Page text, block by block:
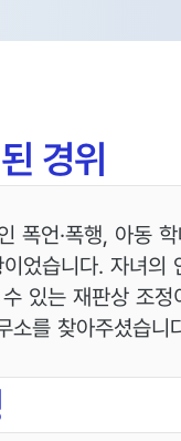
경위
폭언·폭행, 아동
었습니다. 자녀의
있는 재판상 조정
소를 찾아주셨습니